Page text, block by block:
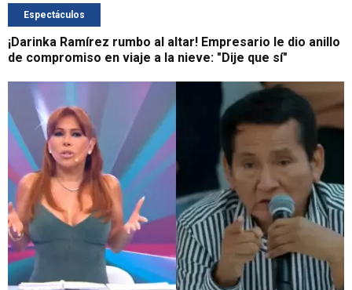
Espectáculos
¡Darinka Ramírez rumbo al altar! Empresario le dio anillo
de compromiso en viaje a la nieve: "Dije que sí"